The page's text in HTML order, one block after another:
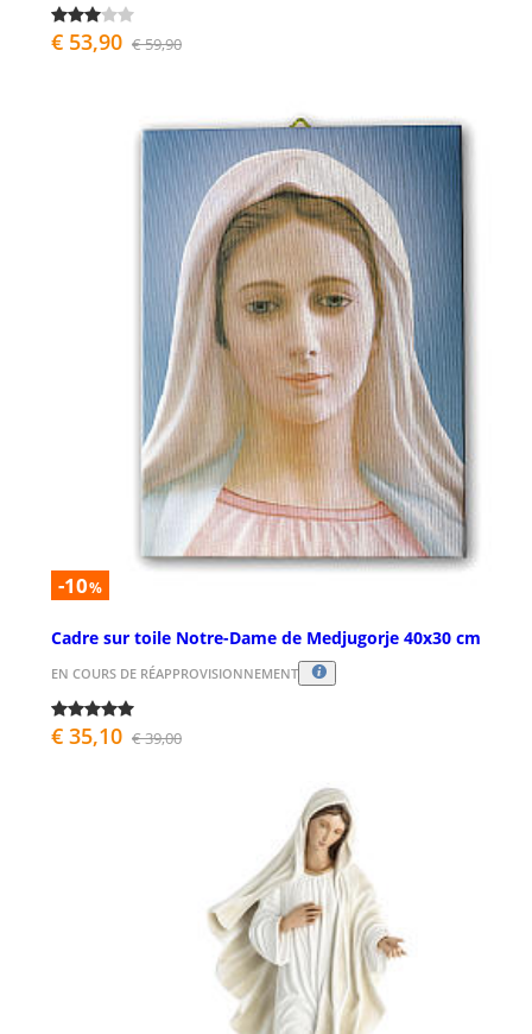
€ 53,90 € 59,90
-10%
Cadre sur toile Notre-Dame de Medjugorje 40x30 cm
EN COURS DE RÉAPPROVISIONNEMENT
€ 35,10 € 39,00